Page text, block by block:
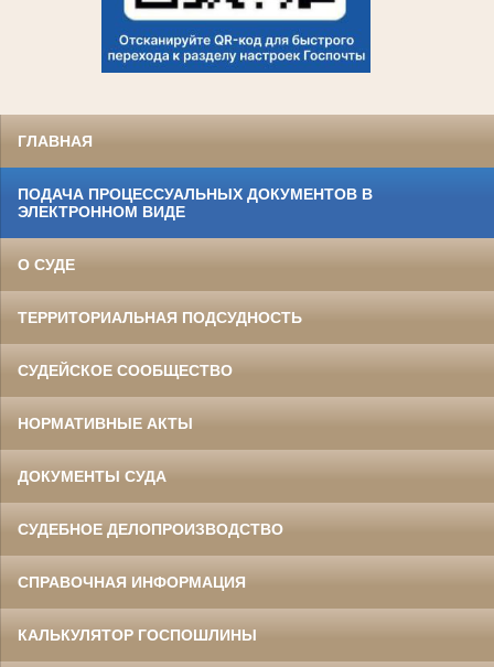
ГЛАВНАЯ
ПОДАЧА ПРОЦЕССУАЛЬНЫХ ДОКУМЕНТОВ В
ЭЛЕКТРОННОМ ВИДЕ
О СУДЕ
ТЕРРИТОРИАЛЬНАЯ ПОДСУДНОСТЬ
СУДЕЙСКОЕ СООБЩЕСТВО
НОРМАТИВНЫЕ АКТЫ
ДОКУМЕНТЫ СУДА
СУДЕБНОЕ ДЕЛОПРОИЗВОДСТВО
СПРАВОЧНАЯ ИНФОРМАЦИЯ
КАЛЬКУЛЯТОР ГОСПОШЛИНЫ